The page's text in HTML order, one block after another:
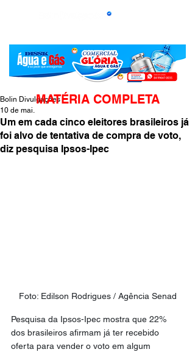
Um em cada cinco eleitores brasileiros já
foi alvo de tentativa de compra de voto,
diz pesquisa Ipsos-Ipec
Bolin Divulgações
10 de mai.
Foto: Edilson Rodrigues / Agência Senad
Pesquisa da Ipsos-Ipec mostra que 22%
dos brasileiros afirmam já ter recebido
oferta para vender o voto em algum
MATÉRIA COMPLETA